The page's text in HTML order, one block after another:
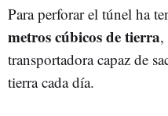
Para perforar el túnel ha
metros cúbicos de tierra,
transportadora capaz de
tierra cada día.